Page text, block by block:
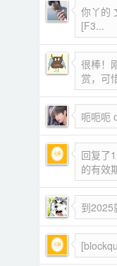
你丫的
[F3...
很棒！
赏，可
呃呃呃
回复了
的有效
到2025